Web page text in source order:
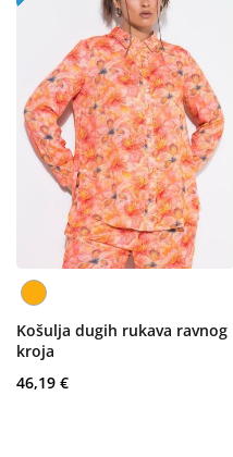
Košulja dugih rukava ravnog
kroja
46,19 €